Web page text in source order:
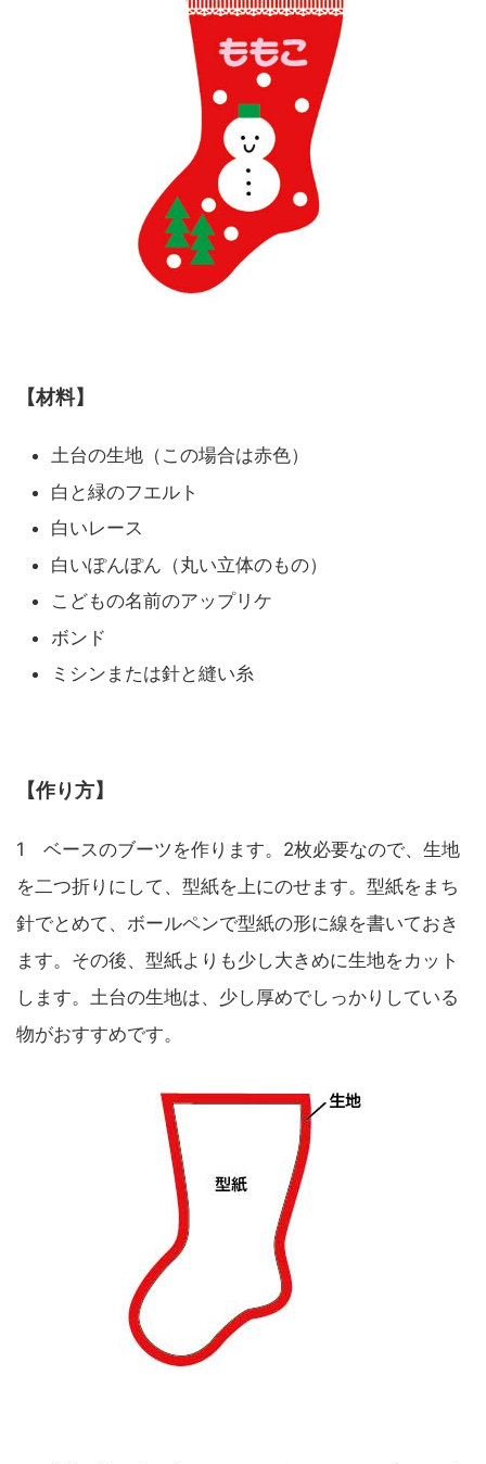
【材料】
土台の生地（この場合は赤色）
白と緑のフエルト
白いレース
白いぽんぽん（丸い立体のもの）
こどもの名前のアップリケ
ボンド
ミシンまたは針と縫い糸
【作り方】
1 ベースのブーツを作ります。2枚必要なので、生地
を二つ折りにして、型紙を上にのせます。型紙をまち
針でとめて、ボールペンで型紙の形に線を書いておき
ます。その後、型紙よりも少し大きめに生地をカット
します。土台の生地は、少し厚めでしっかりしている
物がおすすめです。